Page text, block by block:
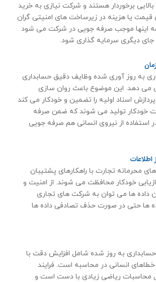
برخوردار هستند و شرکت نیازی به خرید
قیمت یا هزینه در زیرساخت های امنیتی گران
اینها موجب صرفه جویی در شرکت می شود
جای دیگری سرمایه گذاری شود.
به روز آوری شده وظایف دقیق حسابداری
می دهد. این موضوع باعث روان سازی
اسناد اولیه را تضمین و خودكار می کند
خودكار تولید می شوند كه ضمن صرفه
استفاده از نیروی انسانی هم صرفه جویی
اطلاعات
محرمانه تجارت با راهکارهای پشتیبان
خودکار محافظت می شوند. از امنیت و
داده ها می توان به شرکت های تجاری
ها حتی در صورت حذف تصادفی داده ها
حسابداری به روز شده شامل افزایش دقت با
انسانی در محاسبه است. فرایند
محاسبات ریاضی زیادی با دست است و